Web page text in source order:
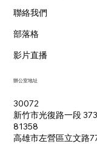
聯絡我們
部落格
影片直播
辦公室地址
30072
新竹市光復路一段
81358
高雄市左營區立文路